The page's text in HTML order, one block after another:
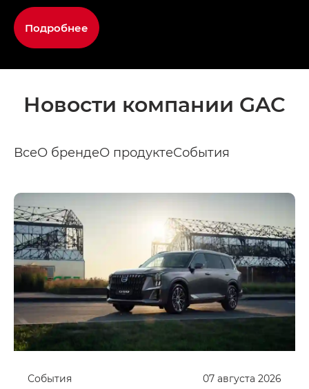
Подробнее
Новости компании GAC
ВсеО брендеО продуктеСобытия
07 августа 2026
События